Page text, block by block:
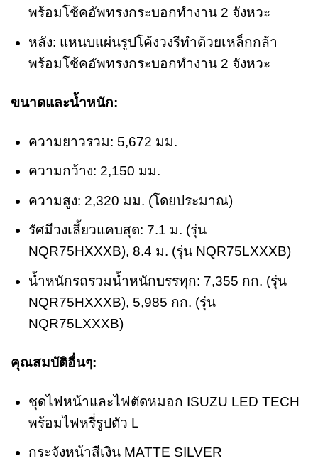
พร้อมโช้คอัพทรงกระบอกทำงาน 2 จังหวะ
หลัง: แหนบแผ่นรูปโค้งวงรีทำด้วยเหล็กกล้า
พร้อมโช้คอัพทรงกระบอกทำงาน 2 จังหวะ
ขนาดและน้ำหนัก:
ความยาวรวม: 5,672 มม.
ความกว้าง: 2,150 มม.
ความสูง: 2,320 มม. (โดยประมาณ)
รัศมีวงเลี้ยวแคบสุด: 7.1 ม. (รุ่น
NQR75HXXXB), 8.4 ม. (รุ่น NQR75LXXXB)
น้ำหนักรถรวมน้ำหนักบรรทุก: 7,355 กก. (รุ่น
NQR75HXXXB), 5,985 กก. (รุ่น
NQR75LXXXB)
คุณสมบัติอื่นๆ:
ชุดไฟหน้าและไฟตัดหมอก ISUZU LED TECH
พร้อมไฟหรี่รูปตัว L
กระจังหน้าสีเงิน MATTE SILVER